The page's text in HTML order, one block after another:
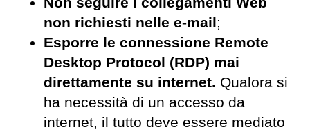
non richiesti nelle e-mail;
Esporre le connessione Remote
Desktop Protocol (RDP) mai
direttamente su internet. Qualora si
ha necessità di un accesso da
internet, il tutto deve essere mediato